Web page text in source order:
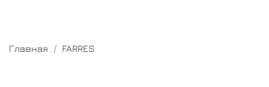
Главная FARRES